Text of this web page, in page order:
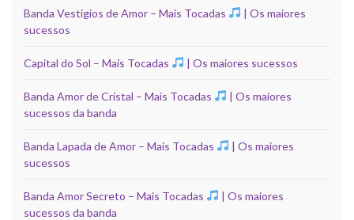
Banda Vestígios de Amor – Mais Tocadas
| Os maiores
sucessos
Capital do Sol – Mais Tocadas | Os maiores sucessos
Banda Amor de Cristal – Mais Tocadas
| Os maiores
sucessos da banda
Banda Lapada de Amor – Mais Tocadas
| Os maiores
sucessos
Banda Amor Secreto – Mais Tocadas
| Os maiores
sucessos da banda